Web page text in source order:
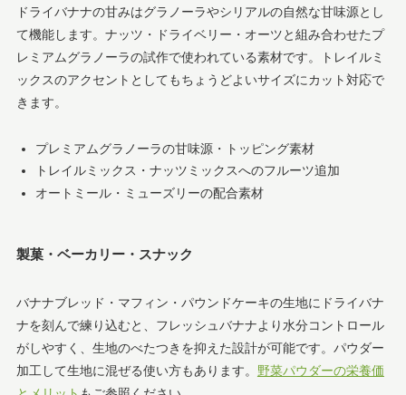
ドライバナナの甘みはグラノーラやシリアルの自然な甘味源とし
て機能します。ナッツ・ドライベリー・オーツと組み合わせたプ
レミアムグラノーラの試作で使われている素材です。トレイルミ
ックスのアクセントとしてもちょうどよいサイズにカット対応で
きます。
プレミアムグラノーラの甘味源・トッピング素材
トレイルミックス・ナッツミックスへのフルーツ追加
オートミール・ミューズリーの配合素材
製菓・ベーカリー・スナック
バナナブレッド・マフィン・パウンドケーキの生地にドライバナ
ナを刻んで練り込むと、フレッシュバナナより水分コントロール
がしやすく、生地のべたつきを抑えた設計が可能です。パウダー
加工して生地に混ぜる使い方もあります。 野菜パウダーの栄養価